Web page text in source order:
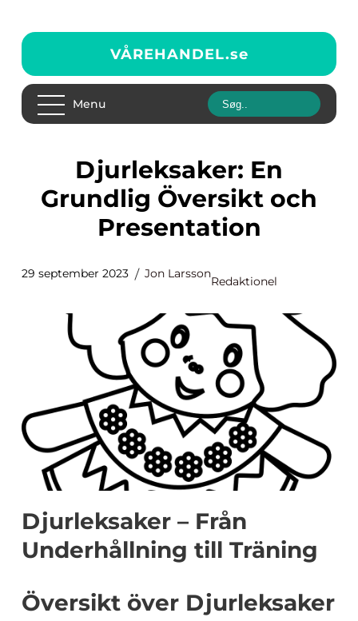
VÅREHANDEL.se
Menu
Djurleksaker: En
Grundlig Översikt och
Presentation
29 september 2023 Jon Larsson
Redaktionel
Djurleksaker – Från
Underhållning till Träning
Översikt över Djurleksaker